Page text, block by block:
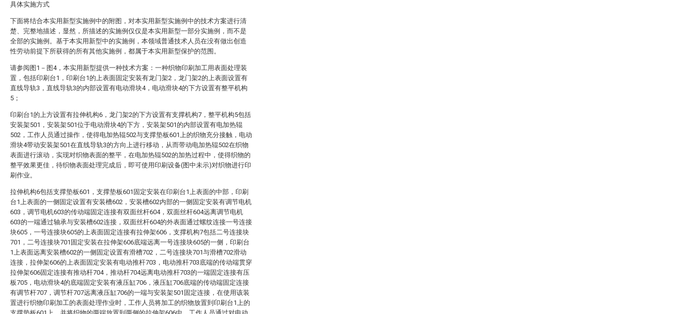
具体实施方式
下面将结合本实用新型实施例中的附图，对本实用新型实施例中的技术方案进行清
楚、完整地描述，显然，所描述的实施例仅仅是本实用新型一部分实施例，而不是
全部的实施例。基于本实用新型中的实施例，本领域普通技术人员在没有做出创造
性劳动前提下所获得的所有其他实施例，都属于本实用新型保护的范围。
请参阅图1－图4，本实用新型提供一种技术方案：一种织物印刷加工用表面处理装
置，包括印刷台1，印刷台1的上表面固定安装有龙门架2，龙门架2的上表面设置有
直线导轨3，直线导轨3的内部设置有电动滑块4，电动滑块4的下方设置有整平机构
5；
印刷台1的上方设置有拉伸机构6，龙门架2的下方设置有支撑机构7，整平机构5包括
安装架501，安装架501位于电动滑块4的下方，安装架501的内部设置有电加热辊
502，工作人员通过操作，使得电加热辊502与支撑垫板601上的织物充分接触，电动
滑块4带动安装架501在直线导轨3的方向上进行移动，从而带动电加热辊502在织物
表面进行滚动，实现对织物表面的整平，在电加热辊502的加热过程中，使得织物的
整平效果更佳，待织物表面处理完成后，即可使用印刷设备(图中未示)对织物进行印
刷作业。
拉伸机构6包括支撑垫板601，支撑垫板601固定安装在印刷台1上表面的中部，印刷
台1上表面的一侧固定设置有安装槽602，安装槽602内部的一侧固定安装有调节电机
603，调节电机603的传动端固定连接有双面丝杆604，双面丝杆604远离调节电机
603的一端通过轴承与安装槽602连接，双面丝杆604的外表面通过螺纹连接一号连接
块605，一号连接块605的上表面固定连接有拉伸架606，支撑机构7包括二号连接块
701，二号连接块701固定安装在拉伸架606底端远离一号连接块605的一侧，印刷台
1上表面远离安装槽602的一侧固定设置有滑槽702，二号连接块701与滑槽702滑动
连接，拉伸架606的上表面固定安装有电动推杆703，电动推杆703底端的传动端贯穿
拉伸架606固定连接有推动杆704，推动杆704远离电动推杆703的一端固定连接有压
板705，电动滑块4的底端固定安装有液压缸706，液压缸706底端的传动端固定连接
有调节杆707，调节杆707远离液压缸706的一端与安装架501固定连接，在使用该装
置进行织物印刷加工的表面处理作业时，工作人员将加工的织物放置到印刷台1上的